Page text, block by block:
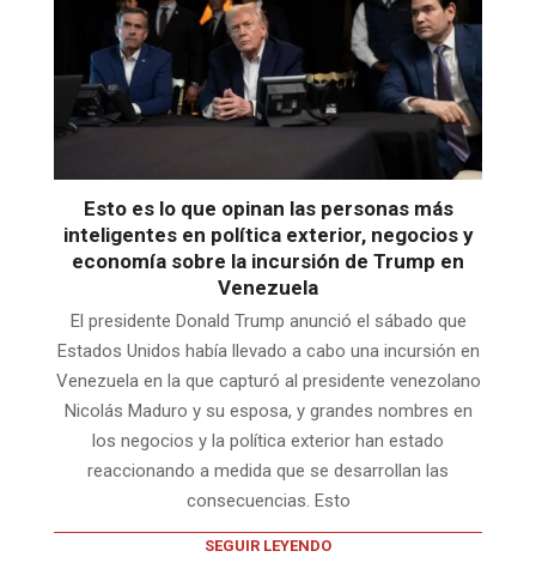
Esto es lo que opinan las personas más
inteligentes en política exterior, negocios y
economía sobre la incursión de Trump en
Venezuela
El presidente Donald Trump anunció el sábado que
Estados Unidos había llevado a cabo una incursión en
Venezuela en la que capturó al presidente venezolano
Nicolás Maduro y su esposa, y grandes nombres en
los negocios y la política exterior han estado
reaccionando a medida que se desarrollan las
consecuencias. Esto
SEGUIR LEYENDO